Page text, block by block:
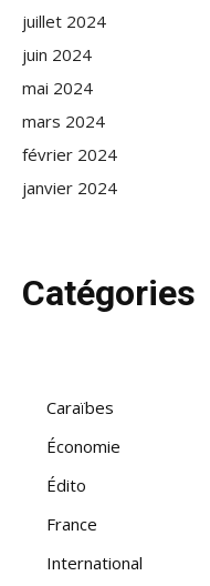
juillet 2024
juin 2024
mai 2024
mars 2024
février 2024
janvier 2024
Catégories
Caraïbes
Économie
Édito
France
International